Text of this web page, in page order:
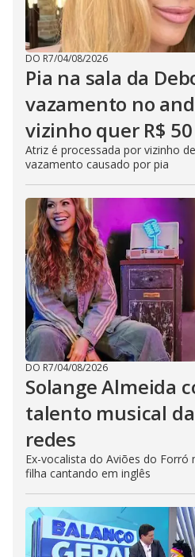
DO R7/04/08/2026
Pia na sala da
vazamento no
vizinho quer R$
Atriz é processada por vizinho
vazamento causado por pia
DO R7/04/08/2026
Solange Almeida
talento musical
redes
Ex-vocalista do Aviões do
filha cantando em inglês